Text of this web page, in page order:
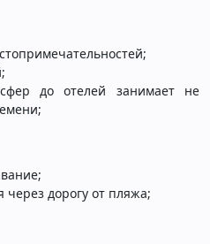
до отелей занимает не
через дорогу от пляжа;